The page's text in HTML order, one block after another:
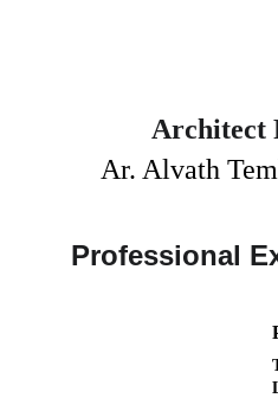
Architect
Professional
Ar. Alvath